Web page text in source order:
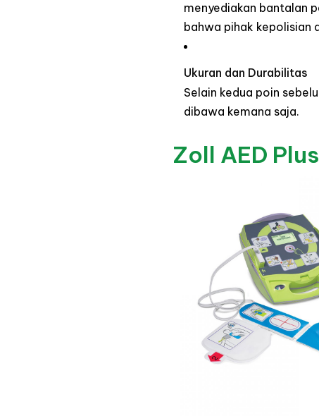
menyediakan bantalan
bahwa pihak
Ukuran dan Durabilitas
Selain kedua poin
dibawa kemana saja.
Zoll AED Plus